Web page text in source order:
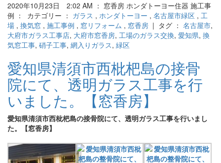
2020年10月23日 2:02 AM ： 窓香房 ホンダトーヨー住器 施工事
例 ： カテゴリー ： ガラス , ホンダトーヨー , 名古屋市緑区 , 工
場 , 換気窓 , 施工事例 , 窓リフォーム , 窓香房 | タグ ： 名古屋市,
大府市ガラス工事店, 大府市窓香房, 工場のガラス交換, 愛知県, 換
気窓工事, 硝子工事, 網入りガラス, 緑区
愛知県清須市西枇杷島の接骨
院にて、透明ガラス工事を行
いました。【窓香房】
愛知県清須市西枇杷島の接骨院にて、透明ガラス工事を行いまし
た。【窓香房】